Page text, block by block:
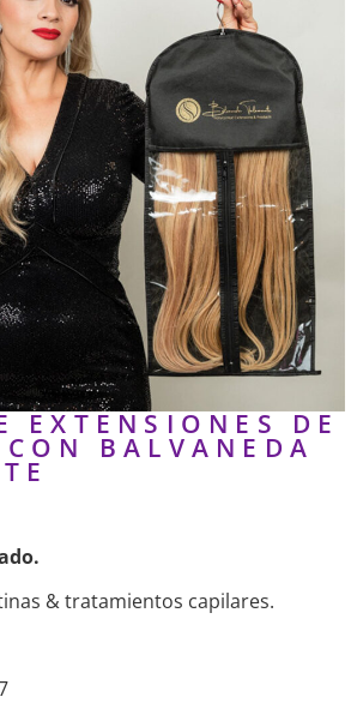
EXTENSIONES DE
BALVANEDA
& tratamientos capilares.